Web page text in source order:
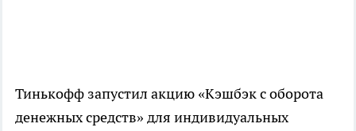
Тинькофф запустил акцию «Кэшбэк с оборота
денежных средств» для индивидуальных